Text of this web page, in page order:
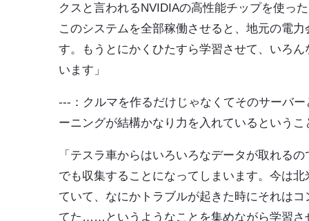
クスと言われるNVIDIAの高性能チップを使っ
このシステムを全部稼働させると、地元の電
す。もうとにかくひたすら学習させて、いろ
います」
---：クルマを作るだけじゃなくてそのサーバ
ーニングが結構かなり力を入れているというこ
「テスラ車からはいろいろなデータが取れる
でも収集することになってしまいます。今は
ていて、なにかトラブルが起きた時にそれは
てた……というようなことを集めながら学習さ